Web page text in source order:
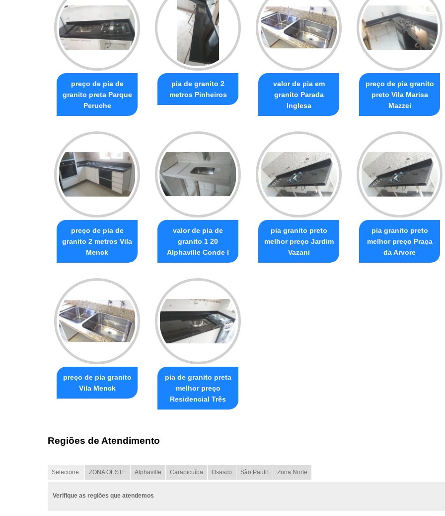
preço de pia de
granito preta Parque
Peruche
pia de granito 2
metros Pinheiros
valor de pia em
granito Parada
Inglesa
preço de pia granito
preto Vila Marisa
Mazzei
preço de pia de
granito 2 metros Vila
Menck
valor de pia de
granito 1 20
Alphaville Conde I
pia granito preto
melhor preço Jardim
Vazani
pia granito preto
melhor preço Praça
da Arvore
preço de pia granito
Vila Menck
pia de granito preta
melhor preço
Residencial Três
Regiões de Atendimento
Selecione: ZONA OESTE Alphaville Carapicuíba Osasco São Paulo Zona Norte
Verifique as regiões que atendemos